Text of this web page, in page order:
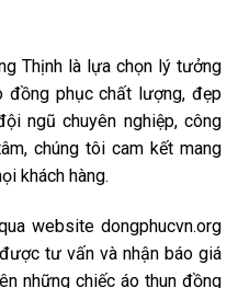
Thịnh là lựa chọn lý tưởng
đồng phục chất lượng, đẹp
ngũ chuyên nghiệp, công
chúng tôi cam kết mang
khách hàng.
website dongphucvn.org
tư vấn và nhận báo giá
những chiếc áo thun đồng